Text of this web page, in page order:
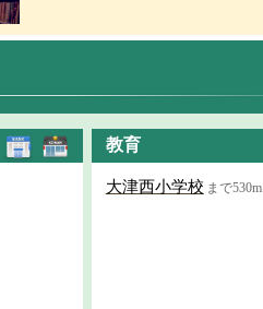
教育
大津西小学校 まで530m